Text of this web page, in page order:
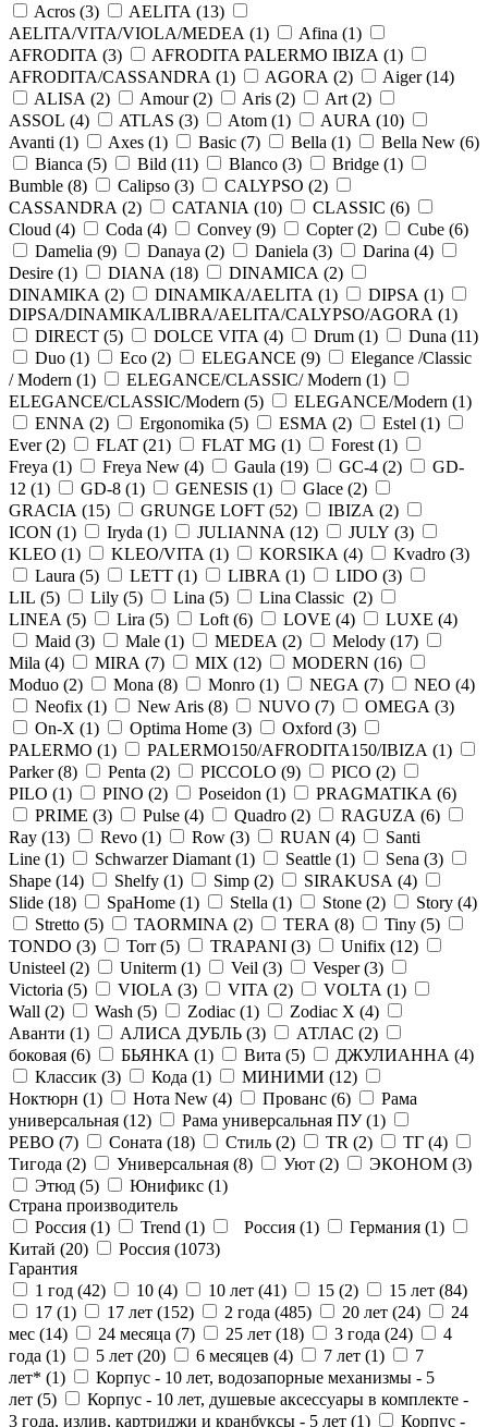
Acros (3) AELITA (13)
AELITA/VITA/VIOLA/MEDEA (1) Afina (1)
AFRODITA (3) AFRODITA PALERMO IBIZA (1)
AFRODITA/CASSANDRA (1) AGORA (2) Aiger (14)
ALISA (2) Amour (2) Aris (2) Art (2)
ASSOL (4) ATLAS (3) Atom (1) AURA (10)
Avanti (1) Axes (1) Basic (7) Bella (1) Bella New (6)
Bianca (5) Bild (11) Blanco (3) Bridge (1)
Bumble (8) Calipso (3) CALYPSO (2)
CASSANDRA (2) CATANIA (10) CLASSIC (6)
Cloud (4) Coda (4) Convey (9) Copter (2) Cube (6)
Damelia (9) Danaya (2) Daniela (3) Darina (4)
Desire (1) DIANA (18) DINAMICA (2)
DINAMIKA (2) DINAMIKA/AELITA (1) DIPSA (1)
DIPSA/DINAMIKA/LIBRA/AELITA/CALYPSO/AGORA (1)
DIRECT (5) DOLCE VITA (4) Drum (1) Duna (11)
Duo (1) Eco (2) ELEGANCE (9)
Elegance /Classic
/ Modern (1) ELEGANCE/CLASSIC/ Modern (1)
ELEGANCE/CLASSIC/Modern (5) ELEGANCE/Modern (1)
ENNA (2) Ergonomika (5) ESMA (2) Estel (1)
Ever (2) FLAT (21) FLAT MG (1) Forest (1)
Freya (1) Freya New (4) Gaula (19) GC-4 (2)
GD-
12 (1) GD-8 (1) GENESIS (1) Glace (2)
GRACIA (15) GRUNGE LOFT (52) IBIZA (2)
ICON (1) Iryda (1) JULIANNA (12) JULY (3)
KLEO (1) KLEO/VITA (1) KORSIKA (4) Kvadro (3)
Laura (5) LETT (1) LIBRA (1) LIDO (3)
LIL (5) Lily (5) Lina (5) Lina Classic (2)
LINEA (5) Lira (5) Loft (6) LOVE (4) LUXE (4)
Maid (3) Male (1) MEDEA (2) Melody (17)
Mila (4) MIRA (7) MIX (12) MODERN (16)
Moduo (2) Mona (8) Monro (1) NEGA (7) NEO (4)
Neofix (1) New Aris (8) NUVO (7) OMEGA (3)
On-X (1) Optima Home (3) Oxford (3)
PALERMO (1) PALERMO150/AFRODITA150/IBIZA (1)
Parker (8) Penta (2) PICCOLO (9) PICO (2)
PILO (1) PINO (2) Poseidon (1) PRAGMATIKA (6)
PRIME (3) Pulse (4) Quadro (2) RAGUZA (6)
Ray (13) Revo (1) Row (3) RUAN (4)
Santi
Line (1) Schwarzer Diamant (1) Seattle (1) Sena (3)
Shape (14) Shelfy (1) Simp (2) SIRAKUSA (4)
Slide (18) SpaHome (1) Stella (1) Stone (2) Story (4)
Stretto (5) TAORMINA (2) TERA (8) Tiny (5)
TONDO (3) Torr (5) TRAPANI (3) Unifix (12)
Unisteel (2) Uniterm (1) Veil (3) Vesper (3)
Victoria (5) VIOLA (3) VITA (2) VOLTA (1)
Wall (2) Wash (5) Zodiac (1) Zodiac X (4)
Аванти (1) АЛИСА ДУБЛЬ (3) АТЛАС (2)
боковая (6) БЬЯНКА (1) Вита (5) ДЖУЛИАННА (4)
Классик (3) Кода (1) МИНИМИ (12)
Ноктюрн (1) Нота New (4) Прованс (6)
Рама
универсальная (12) Рама универсальная ПУ (1)
РЕВО (7) Соната (18) Стиль (2) ТR (2) ТГ (4)
Тигода (2) Универсальная (8) Уют (2) ЭКОНОМ (3)
Этюд (5) Юнификс (1)
Страна производитель
Россия (1) Trend (1) Россия (1) Германия (1)
Китай (20) Россия (1073)
Гарантия
1 год (42) 10 (4) 10 лет (41) 15 (2) 15 лет (84)
17 (1) 17 лет (152) 2 года (485) 20 лет (24)
24
мес (14) 24 месяца (7) 25 лет (18) 3 года (24)
4
года (1) 5 лет (20) 6 месяцев (4) 7 лет (1)
7
лет* (1)
Корпус - 10 лет, водозапорные механизмы - 5
лет (5)
Корпус - 10 лет, душевые аксессуары в комплекте -
3 года, излив, картриджи и кранбуксы - 5 лет (1) Корпус -